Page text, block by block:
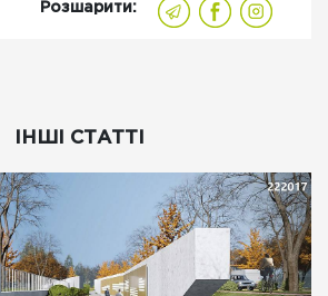
Розшарити:
ІНШІ СТАТТІ